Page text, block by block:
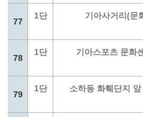
77
1단 기아사거리(문
78
1단 기아스포츠 문화
79
1단 소하동 화훼단지